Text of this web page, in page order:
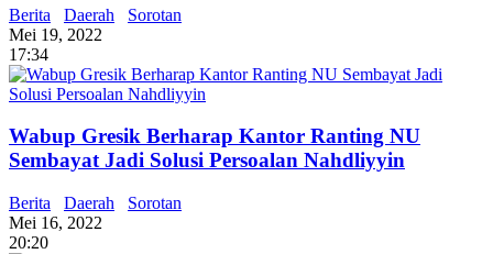
Berita Daerah
Sorotan
Mei 19, 2022
17:34
Wabup Gresik Berharap Kantor Ranting NU
Sembayat Jadi Solusi Persoalan Nahdliyyin
Berita Daerah
Sorotan
Mei 16, 2022
20:20